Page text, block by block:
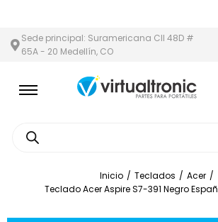
Sede principal: Suramericana Cll 48D #
65A - 20 Medellín, CO
Inicio / Teclados / Acer /
Teclado Acer Aspire S7-391 Negro